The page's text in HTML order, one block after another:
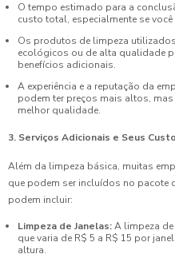
O tempo estimado para a
custo total, especialmente se
Os produtos de limpeza
ecológicos ou de alta qualidade
benefícios adicionais.
A experiência e a reputação da
podem ter preços mais altos,
melhor qualidade.
3. Serviços Adicionais e Seus
Além da limpeza básica, muitas
que podem ser incluídos no pacote
podem incluir:
Limpeza de Janelas:A limpeza
que varia de R$ 5 a R$ 15 por
altura.